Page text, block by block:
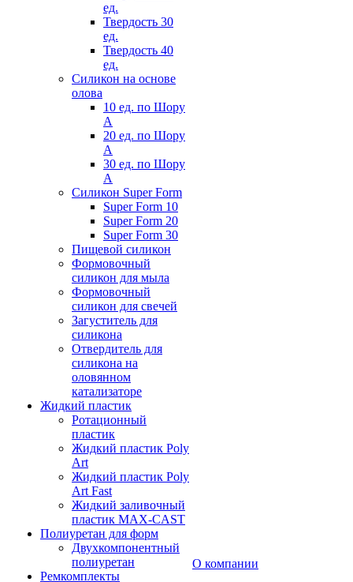
ед.
Твердость 30
ед.
Твердость 40
ед.
Силикон на основе
олова
10 ед. по Шору
А
20 ед. по Шору
А
30 ед. по Шору
А
Силикон Super Form
Super Form 10
Super Form 20
Super Form 30
Пищевой силикон
Формовочный
силикон для мыла
Формовочный
силикон для свечей
Загуститель для
силикона
Отвердитель для
силикона на
оловянном
катализаторе
Жидкий пластик
Ротационный
пластик
Жидкий пластик Poly
Art
Жидкий пластик Poly
Art Fast
Жидкий заливочный
пластик MAX-CAST
Полиуретан для форм
Двухкомпонентный
полиуретан
Ремкомплекты
О компании